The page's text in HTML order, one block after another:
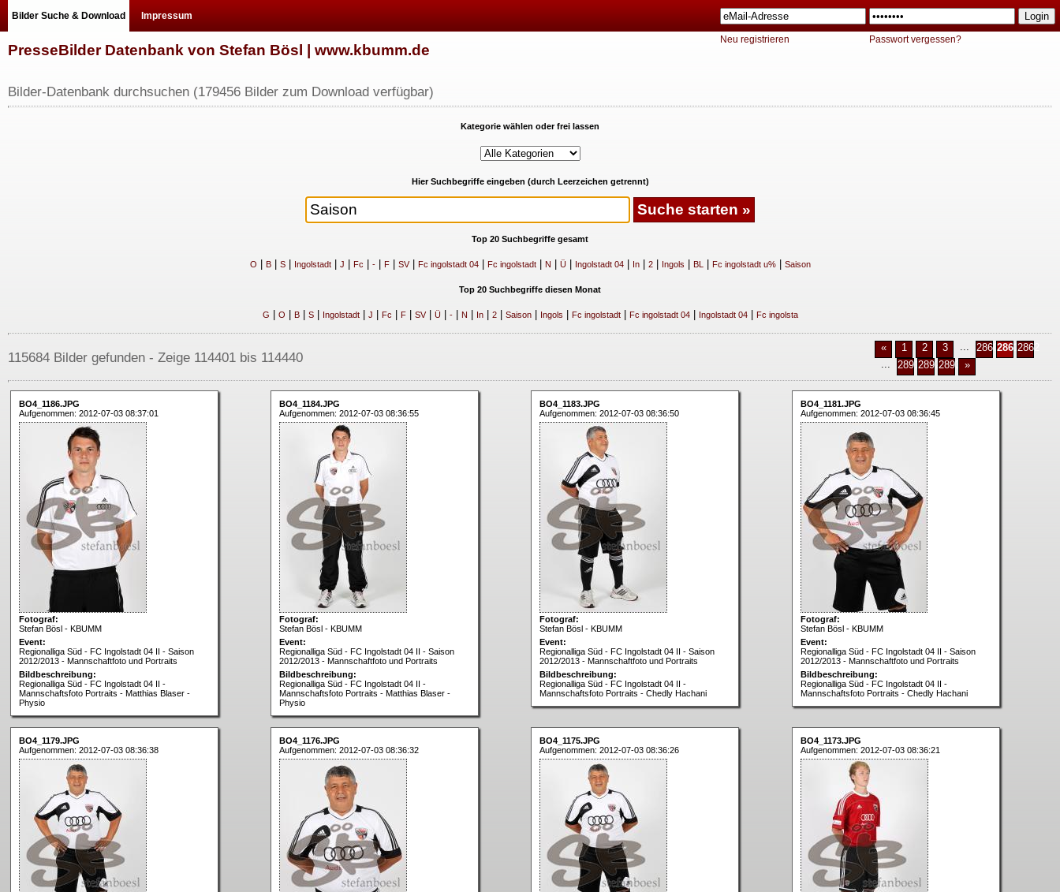
Bilder Suche & Download Impressum
Neu registrieren Passwort vergessen?
PresseBilder Datenbank von Stefan Bösl | www.kbumm.de
Bilder-Datenbank durchsuchen (179456 Bilder zum Download verfügbar)
Kategorie wählen oder frei lassen
Hier Suchbegriffe eingeben (durch Leerzeichen getrennt)
Top 20 Suchbegriffe gesamt
O B| S| Ingolstadt| J Fc -| F| SV| Fc ingolstadt 04| Fc ingolstadt| N Ü Ingolstadt 04| In| 2| Ingols BL | Fc ingolstadt u%| Saison
Top 20 Suchbegriffe diesen Monat
G O B| S| Ingolstadt| J Fc F| SV| Ü| -| N In| 2| Saison| Ingols Fc ingolstadt| Fc ingolstadt 04| Ingolstadt 04| Fc ingolsta
115684 Bilder gefunden - Zeige 114401 bis 114440
« 1 2 3 286028612862
289128922893 »
BO4_1186.JPG
Aufgenommen: 2012-07-03 08:37:01
Fotograf:
Stefan Bösl - KBUMM
Event:
Regionalliga Süd - FC Ingolstadt 04 II - Saison
2012/2013 - Mannschaftfoto und Portraits
Bildbeschreibung:
Regionalliga Süd - FC Ingolstadt 04 II -
Mannschaftsfoto Portraits - Matthias Blaser -
Physio
BO4_1184.JPG
Aufgenommen: 2012-07-03 08:36:55
Fotograf:
Stefan Bösl - KBUMM
Event:
Regionalliga Süd - FC Ingolstadt 04 II - Saison
2012/2013 - Mannschaftfoto und Portraits
Bildbeschreibung:
Regionalliga Süd - FC Ingolstadt 04 II -
Mannschaftsfoto Portraits - Matthias Blaser -
Physio
BO4_1183.JPG
Aufgenommen: 2012-07-03 08:36:50
Fotograf:
Stefan Bösl - KBUMM
Event:
Regionalliga Süd - FC Ingolstadt 04 II - Saison
2012/2013 - Mannschaftfoto und Portraits
Bildbeschreibung:
Regionalliga Süd - FC Ingolstadt 04 II -
Mannschaftsfoto Portraits - Chedly Hachani
BO4_1181.JPG
Aufgenommen: 2012-07-03 08:36:45
Fotograf:
Stefan Bösl - KBUMM
Event:
Regionalliga Süd - FC Ingolstadt 04 II - Saison
2012/2013 - Mannschaftfoto und Portraits
Bildbeschreibung:
Regionalliga Süd - FC Ingolstadt 04 II -
Mannschaftsfoto Portraits - Chedly Hachani
BO4_1179.JPG
Aufgenommen: 2012-07-03 08:36:38
BO4_1176.JPG
Aufgenommen: 2012-07-03 08:36:32
BO4_1175.JPG
Aufgenommen: 2012-07-03 08:36:26
BO4_1173.JPG
Aufgenommen: 2012-07-03 08:36:21